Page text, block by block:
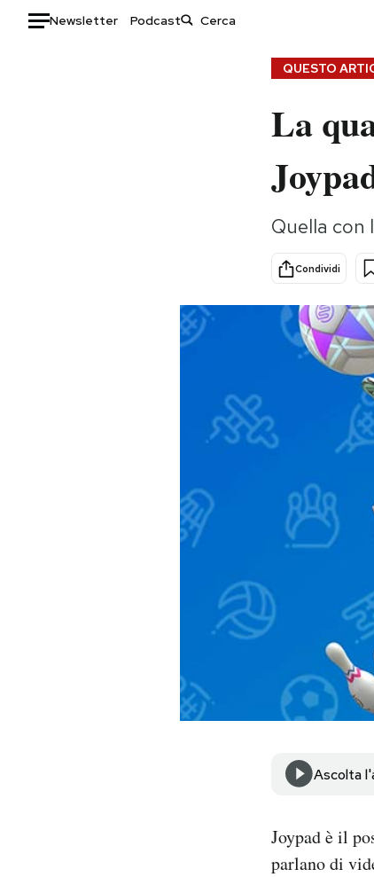
Newsletter Podcast
Storie/Idee
Ok Boomer!
Europa
Mondiali calcio 2026
AREA PERSONALE
QUESTO
La
Quella con
Condividi
Ascolta
Joypad è il
parlano di